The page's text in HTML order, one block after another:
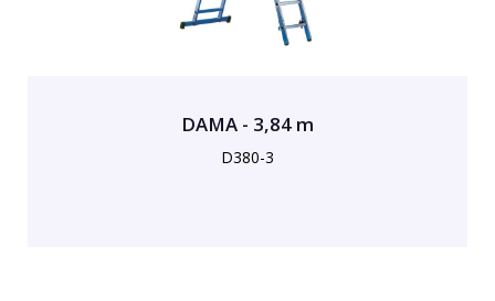
DAMA - 3,84 m
D380-3